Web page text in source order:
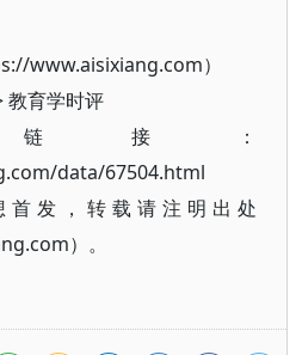
www.aisixiang.com）
教育学时评
接：
data/67504.html
发，转载请注明出处
）。